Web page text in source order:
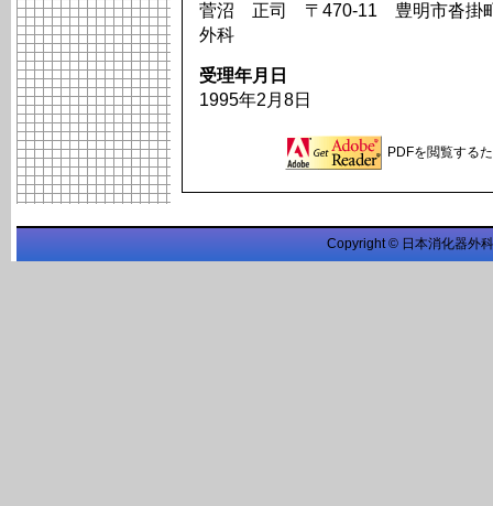
菅沼 正司 〒470-11 豊明市沓掛
外科
受理年月日
1995年2月8日
PDFを閲覧する
Copyright © 日本消化器外